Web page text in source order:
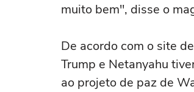
muito bem", disse o
De acordo com o site
Trump e Netanyahu
ao projeto de paz de